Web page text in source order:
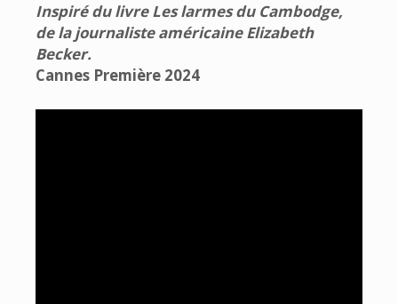
Inspiré du livre Les larmes du Cambodge,
de la journaliste américaine Elizabeth
Becker.
Cannes Première 2024